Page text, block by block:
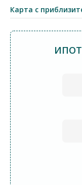
Карта с